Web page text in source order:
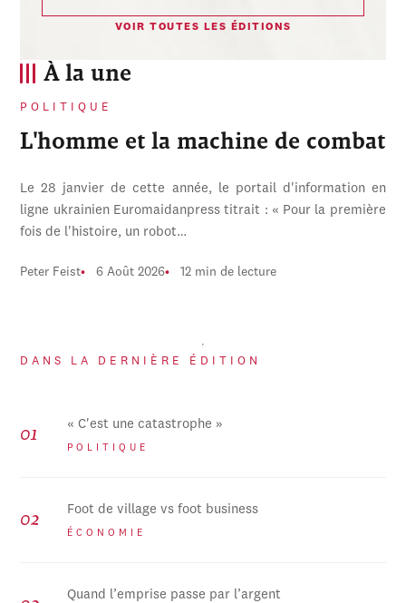
À la une
POLITIQUE
L'homme et la machine de combat
Le 28 janvier de cette année, le portail d'information en
ligne ukrainien Euromaidanpress titrait : « Pour la première
fois de l'histoire, un robot…
Peter Feist 6 Août 2026 12 min de lecture
DANS LA DERNIÈRE ÉDITION
« C'est une catastrophe »
POLITIQUE
Foot de village vs foot business
ÉCONOMIE
Quand l’emprise passe par l’argent
VOIR TOUTES LES ÉDITIONS